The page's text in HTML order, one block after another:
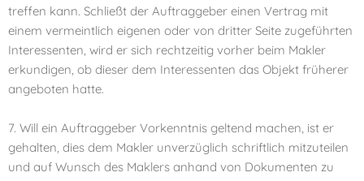
treffen kann. Schließt der Auftraggeber einen Vertrag mit
einem vermeintlich eigenen oder von dritter Seite zugeführten
Interessenten, wird er sich rechtzeitig vorher beim Makler
erkundigen, ob dieser dem Interessenten das Objekt früherer
angeboten hatte.
7. Will ein Auftraggeber Vorkenntnis geltend machen, ist er
gehalten, dies dem Makler unverzüglich schriftlich mitzuteilen
und auf Wunsch des Maklers anhand von Dokumenten zu